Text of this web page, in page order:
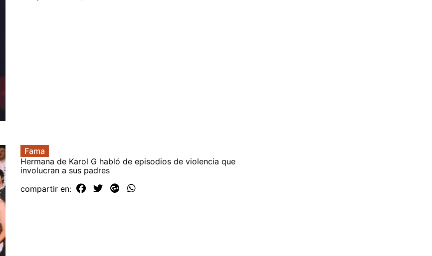
Fama
Hermana de Karol G habló de episodios de violencia que
involucran a sus padres
compartir en: